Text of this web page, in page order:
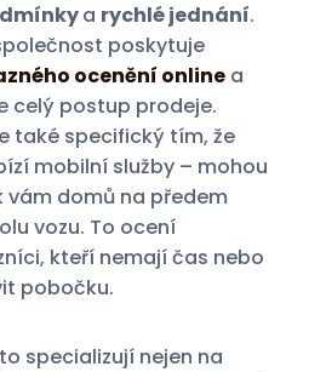
a rychlé jednání.
poskytuje
ocenění onlinea
celý postup prodeje.
také specifický tím, že
mobilní služby – mohou
vám domů na předem
vozu. To ocení
kteří nemají čas nebo
pobočku.
specializují nejen na